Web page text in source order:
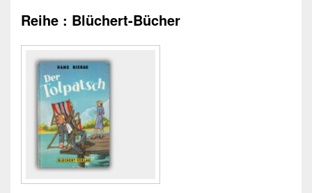
Reihe : Blüchert-Bücher